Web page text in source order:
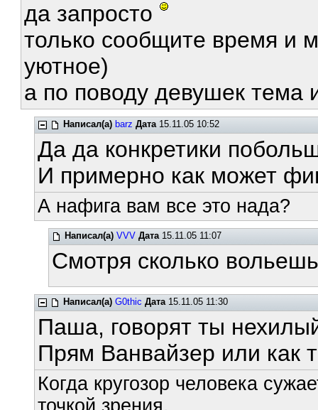
да запросто
только сообщите время и
уютное)
а по поводу девушек тема
Написал(а) barz Дата15.11.05 10:52
Да да конкретики
И примерно как может
А нафига вам все это нада?
Написал(а) VVV Дата15.11.05 11:07
Смотря сколько
Написал(а) G0thic Дата15.11.05 11:30
Паша, говорят ты
Прям Ванвайзер или как
Когда кругозор человека
точкой зрения.